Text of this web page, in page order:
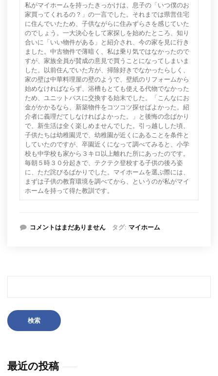
私がマイホームを持ったきっかけは、息子の「いつ僕のお
家買ってくれるの？」の一言でした。それまでは県営住宅
に住んでいたため、子供ながらに住みずらさを感じていた
のでしょう。一大決心をして家探しを始めたところ、知り
合いに「いい物件がある」と紹介され、今の家を見に行き
ました。中古物件で薄暗く、私は乗り気ではなかったので
すが、家族全員が賛成の意見で買うことになってしまいま
した。以前住んでいた方が、掃除好きでなかったらしく、
家の壁は中華料理屋の壁のようで、壁紙のリフォームから
始めなければならず、浴槽もとても使える代物でなかった
ため、ユニットバスに交換する始末でした。「こんなにお
金がかかるなら、新築物件をコツコツ探せばよかった。紹
介者に義理だてしなければよかった。」と後悔の念ばかり
で、新生活は全く楽しめませんでした。引っ越しした頃、
子供たちは幼稚園児で、幼稚園が近くにあることを条件と
していたのですが、卒園近くになって調べてみると、小学
校も中学校も家から３キロ以上離れた所にあったのです。
毎朝５時３０分起きで、テクテク登校する子供の後ろ姿
に、ただ詫びるばかりでした。マイホームを選ぶ際には、
まずは子供の教育環境を調べてから、というのが私がマイ
ホームを持って得た教訓です。
コメントはまだありません タグ: マイホーム
最近の投稿